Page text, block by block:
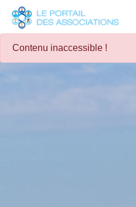
Contenu inaccessible !
Panneau de gestion des cookies